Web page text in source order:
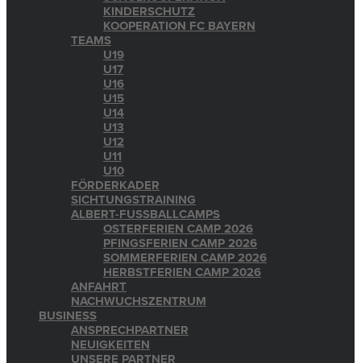
KINDERSCHUTZ
KOOPERATION FC BAYERN
TEAMS
U19
U17
U16
U15
U14
U13
U12
U11
U10
FÖRDERKADER
SICHTUNGSTRAINING
ALBERT-FUSSBALLCAMPS
OSTERFERIEN CAMP 2026
PFINGSFERIEN CAMP 2026
SOMMERFERIEN CAMP 2026
HERBSTFERIEN CAMP 2026
ANFAHRT
NACHWUCHSZENTRUM
BUSINESS
ANSPRECHPARTNER
NEUIGKEITEN
UNSERE PARTNER